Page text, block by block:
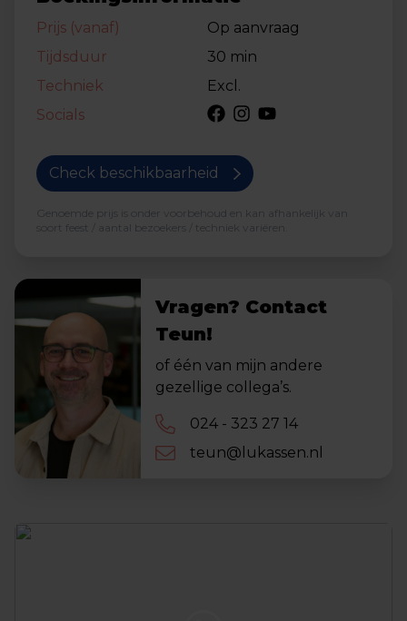
Prijs (vanaf)
Op aanvraag
Tijdsduur
30 min
Techniek
Excl.
Socials
Check beschikbaarheid
Genoemde prijs is onder voorbehoud en kan afhankelijk van
soort feest / aantal bezoekers / techniek variëren.
Vragen? Contact
Teun!
of één van mijn andere
gezellige collega’s.
024 - 323 27 14
teun@lukassen.nl